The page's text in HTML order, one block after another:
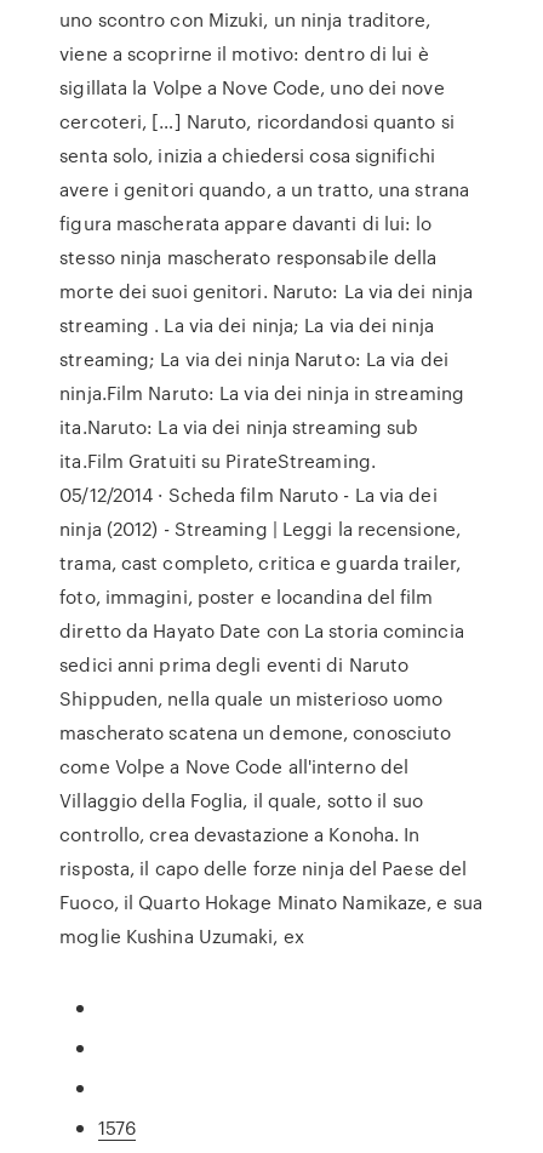
uno scontro con Mizuki, un ninja traditore,
viene a scoprirne il motivo: dentro di lui è
sigillata la Volpe a Nove Code, uno dei nove
cercoteri, […] Naruto, ricordandosi quanto si
senta solo, inizia a chiedersi cosa significhi
avere i genitori quando, a un tratto, una strana
figura mascherata appare davanti di lui: lo
stesso ninja mascherato responsabile della
morte dei suoi genitori. Naruto: La via dei ninja
streaming . La via dei ninja; La via dei ninja
streaming; La via dei ninja Naruto: La via dei
ninja.Film Naruto: La via dei ninja in streaming
ita.Naruto: La via dei ninja streaming sub
ita.Film Gratuiti su PirateStreaming.
05/12/2014 · Scheda film Naruto - La via dei
ninja (2012) - Streaming | Leggi la recensione,
trama, cast completo, critica e guarda trailer,
foto, immagini, poster e locandina del film
diretto da Hayato Date con La storia comincia
sedici anni prima degli eventi di Naruto
Shippuden, nella quale un misterioso uomo
mascherato scatena un demone, conosciuto
come Volpe a Nove Code all'interno del
Villaggio della Foglia, il quale, sotto il suo
controllo, crea devastazione a Konoha. In
risposta, il capo delle forze ninja del Paese del
Fuoco, il Quarto Hokage Minato Namikaze, e sua
moglie Kushina Uzumaki, ex
1576